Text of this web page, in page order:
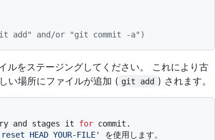
add" and/or "git commit -a")
ルをステージングしてください。 これにより古
い場所にファイルが追加 ( git add ) されます。
and stages it for commit.
HEAD YOUR-FILE' を使用します。